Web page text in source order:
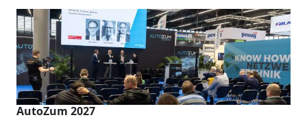
AutoZum 2027